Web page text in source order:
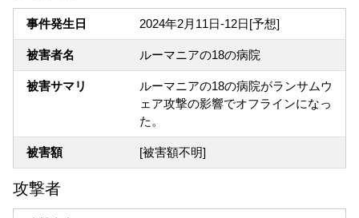
事件発生日 2024年2月11日-12日[予想]
被害者名 ルーマニアの18の病院
被害サマリ
ルーマニアの18の病院がランサムウ
ェア攻撃の影響でオフラインになっ
た。
被害額 [被害額不明]
攻撃者